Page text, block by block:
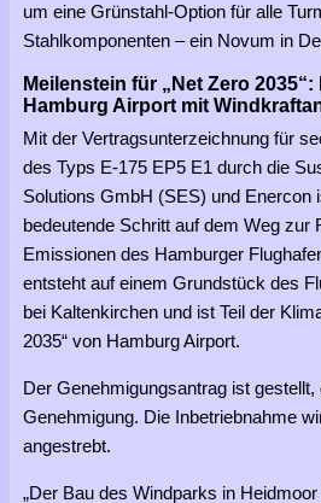
um eine Grünstahl-Option für alle
Stahlkomponenten – ein Novum in
Meilenstein für „Net Zero
Hamburg Airport mit
Mit der Vertragsunterzeichnung für
des Typs E-175 EP5 E1 durch die
Solutions GmbH (SES) und Enercon
bedeutende Schritt auf dem Weg zur
Emissionen des Hamburger
entsteht auf einem Grundstück des
bei Kaltenkirchen und ist Teil der
2035“ von Hamburg Airport.
Der Genehmigungsantrag ist
Genehmigung. Die Inbetriebnahme
angestrebt.
„Der Bau des Windparks in